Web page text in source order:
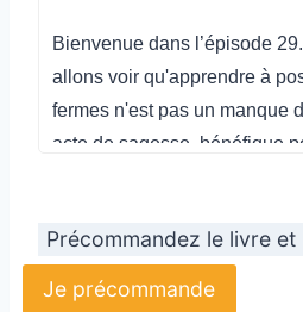
Bienvenue dans l’épisode
allons voir qu'apprendre à
fermes n'est pas un manque
acte de sagesse, bénéfique
Nous verrons aussi
yeux de Dieu et voir enfin la
Mais avant de commencer,
Précommandez le livre
Je précommande